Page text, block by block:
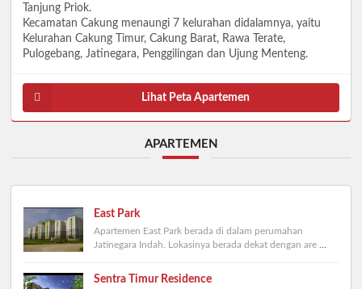
Tanjung Priok.
Kecamatan Cakung menaungi 7 kelurahan didalamnya, yaitu
Kelurahan Cakung Timur, Cakung Barat, Rawa Terate,
Pulogebang, Jatinegara, Penggilingan dan Ujung Menteng.
Lihat Peta Apartemen
APARTEMEN
East Park
Apartemen East Park berada di dalam perumahan
Jatinegara Indah. Lokasinya berada dekat dengan are
Sentra Timur Residence